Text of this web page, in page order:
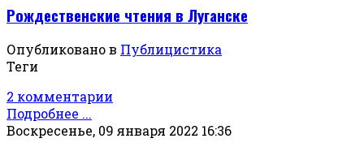
Рождественские чтения в Луганске
Опубликовано в Публицистика
Теги
2 комментарии
Подробнее ...
Воскресенье, 09 января 2022 16:36